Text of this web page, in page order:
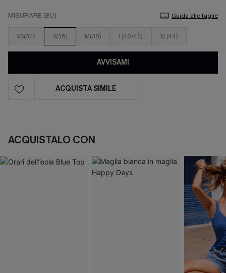
MISURARE (EU) Guida alle taglie
XS(34) S(36) M(38) L(40/42) XL(44)
AVVISAMI
ACQUISTA SIMILE
ACQUISTALO CON